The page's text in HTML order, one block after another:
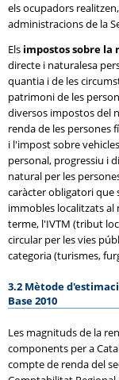
els ocupadors
administracions de la
Els impostos sobre
directe i naturalesa
quantia i de les
patrimoni de les
diversos impostos del
renda de les persones
i l'impost sobre
personal, progressiu i
natural per les
caràcter obligatori que
immobles localitzats
terme, l'IVTM (tribut
circular per les vies
categoria (turismes,
3.2 Mètode
Base 2010
Les magnituds de la
components per a
compte de renda del